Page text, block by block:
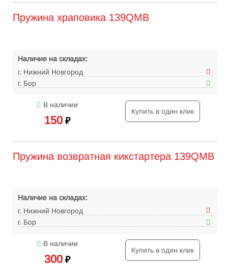
Пружина храповика 139QMB
Наличие на складах:
г. Нижний Новгород
г. Бор
В наличии
150 ₽
Купить в один клик
Пружина возвратная кикстартера 139QMB
Наличие на складах:
г. Нижний Новгород
г. Бор
В наличии
300 ₽
Купить в один клик